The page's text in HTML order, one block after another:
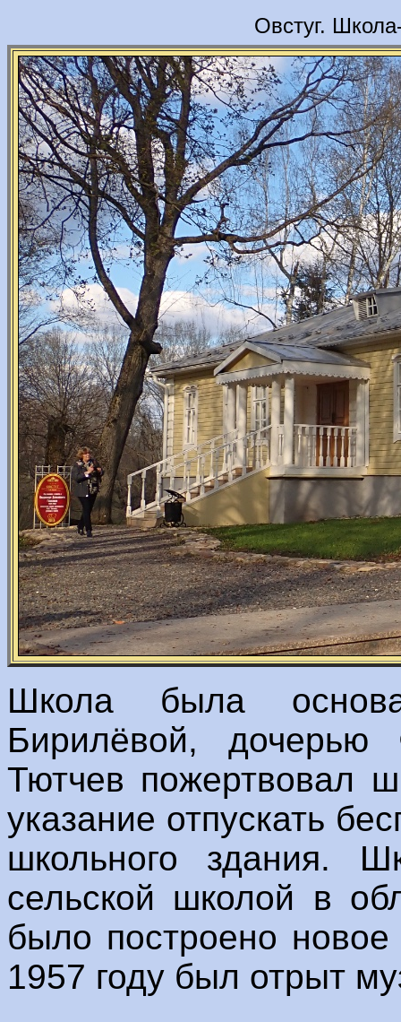
Овстуг.
Школа была
Бирилёвой,
Тютчев пожертвовал
указание отпускать
школьного здания.
сельской школой в
было построено
1957 году был отрыт